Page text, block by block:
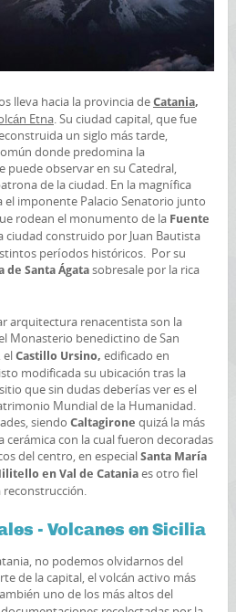
lleva hacia la provincia de Catania,
Etna. Su ciudad capital, que fue
un siglo más tarde,
donde predomina la
puede observar en su Catedral,
de la ciudad. En la magnífica
el imponente Palacio Senatorio junto
rodean el monumento de la Fuente
ciudad construido por Juan Bautista
períodos históricos. Por su
de Santa Ágata sobresale por la rica
arquitectura renacentista son la
Monasterio benedictino de San
el Castillo Ursino, edificado en
modificada su ubicación tras la
que sin dudas deberías ver es el
Mundial de la Humanidad.
siendo Caltagirone quizá la más
cerámica con la cual fueron decoradas
del centro, en especial Santa María
en Val de Catania es otro fiel
- Volcanes en Sicilia
no podemos olvidarnos del
de la capital, el volcán activo más
uno de los más altos del